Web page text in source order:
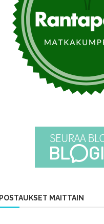
POSTAUKSET MAITTAIN